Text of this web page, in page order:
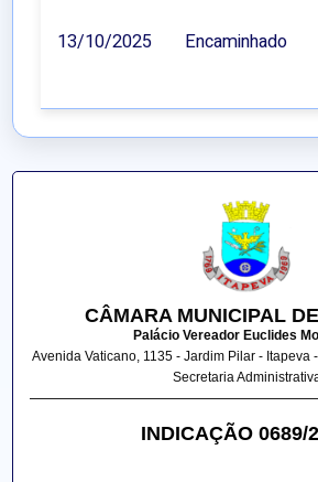
13/10/2025 Encaminhado
CÂMARA MUNICIPAL
Palácio Vereador Euclides
Avenida Vaticano, 1135 - Jardim Pilar - Itapeva
Secretaria
INDICAÇÃO 0689/